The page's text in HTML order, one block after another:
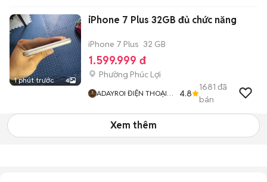
1 phút trước 4
iPhone 7 Plus 32GB đủ chức năng
iPhone 7 Plus 32 GB
1.599.999 đ
Phường Phúc Lợi
ADAYROI ĐIỆN THOẠI
4.8
1681 đã
bán
Xem thêm